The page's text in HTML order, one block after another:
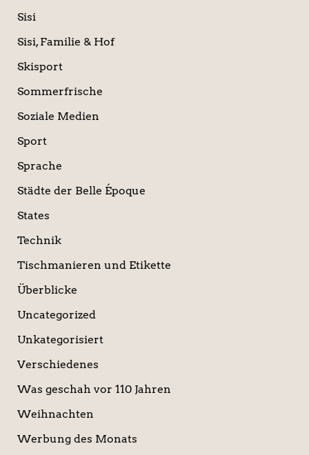
Sisi
Sisi, Familie & Hof
Skisport
Sommerfrische
Soziale Medien
Sport
Sprache
Städte der Belle Époque
States
Technik
Tischmanieren und Etikette
Überblicke
Uncategorized
Unkategorisiert
Verschiedenes
Was geschah vor 110 Jahren
Weihnachten
Werbung des Monats